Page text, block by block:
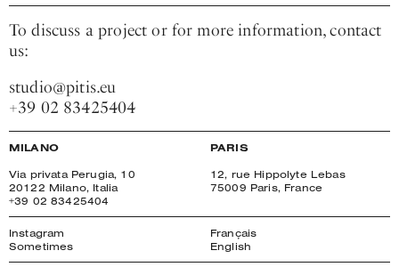
To discuss a project or for more information, contact
us:
studio@pitis.eu
+39 02 83425404
MILANO
Via privata Perugia, 10
20122 Milano, Italia
+39 02 83425404
PARIS
12, rue Hippolyte Lebas
75009 Paris, France
Instagram
Sometimes
Français
English